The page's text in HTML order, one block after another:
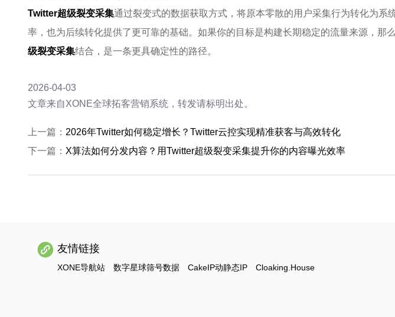
Twitter超级裂变采集通过裂变式的数据获取方式，将原本零散的用户采集行为转化为系
率，也为后续转化提供了更可靠的基础。如果你的目标是构建长期稳定的流量来源，那
级裂变采集结合，是一条更具确定性的路径。
2026-04-03
文章来自XONE全球拓客营销系统，转发请标明出处。
上一篇： 2026年Twitter如何稳定增长？Twitter云控实现精准获客与高效转化
下一篇： X算法如何分发内容？用Twitter超级裂变采集提升你的内容曝光效率
友情链接
XONE导航站 数字星球筛号数据 CakeIP动静态IP Cloaking.House